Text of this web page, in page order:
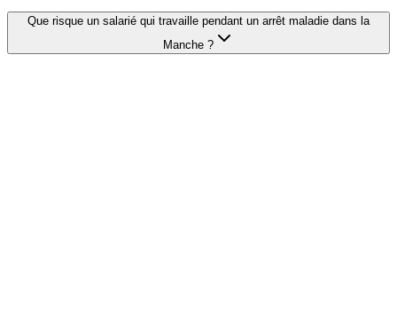
Que risque un salarié qui travaille pendant un arrêt maladie dans la
Manche ?